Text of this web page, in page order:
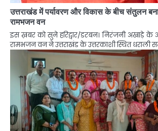
उत्तराखंड में पर्यावरण और विकास के बीच संतुलन
रामभजन वन
इस ख़बर को सुने हरिद्वार/डरबन। निरंजनी अखाड़े के
रामभजन वन ने उत्तराखंड के उत्तरकाशी स्थित धराली